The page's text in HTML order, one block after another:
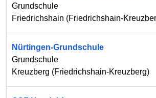
Grundschule
Friedrichshain (Friedrichshain-
Nürtingen-Grundschule
Grundschule
Kreuzberg (Friedrichshain-Kreuzberg)